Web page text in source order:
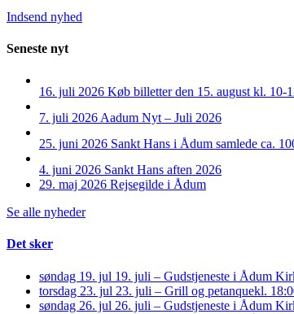
Indsend nyhed
Seneste nyt
16. juli 2026 Køb billetter den 15. august kl. 10-
7. juli 2026 Aadum Nyt – Juli 2026
25. juni 2026 Sankt Hans i Ådum samlede ca.
4. juni 2026 Sankt Hans aften 2026
29. maj 2026 Rejsegilde i Ådum
Se alle nyheder
Det sker
søndag 19. jul 19. juli – Gudstjeneste i Ådum
torsdag 23. jul 23. juli – Grill og petanquekl.
søndag 26. jul 26. juli – Gudstjeneste i Ådum